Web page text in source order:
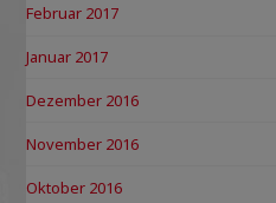
Februar 2017
Januar 2017
Dezember 2016
November 2016
Oktober 2016